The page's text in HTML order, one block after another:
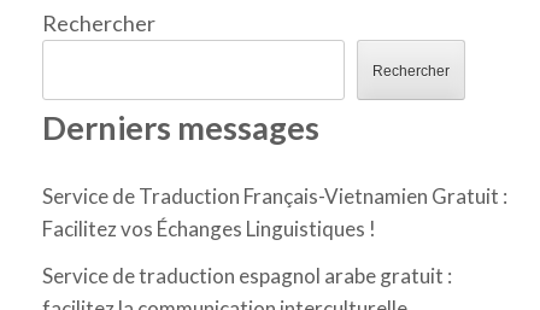
Rechercher
Rechercher
Derniers messages
Service de Traduction Français-Vietnamien Gratuit :
Facilitez vos Échanges Linguistiques !
Service de traduction espagnol arabe gratuit :